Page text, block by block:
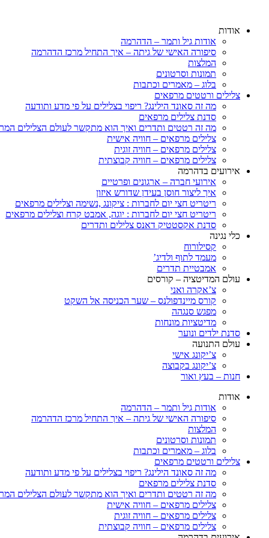
אודות
אודות גיל ותמר – הדהרמה
סיפורה האישי של גיתה – איך התחיל מרכז הדהרמה
המלצות
תמונות וסרטונים
בלוג – מאמרים וכתבות
צלילים ורטטים מרפאים
מה זה סאונד הילינג? ריפוי בצלילים על פי מדע ותודעה
סדנת צלילים מרפאים
מה זה רטטים ותדרים ואיך הוא מתקשר לעולם הצלילים
צלילים מרפאים – חוויה אישית
צלילים מרפאים – חוויה זוגית
צלילים מרפאים – חוויה קבוצתית
אירועים בדהרמה
אירועי חברה – ארגונים ופרטיים
איך ליצור חוסן בעידן שדורש איזון
ריטריט חצי יום לחברות : ציקונג ,נשימה וצלילים מרפאים
ריטריט חצי יום לחברות : יוגה, אמבט קרח וצלילים מרפאים
סדנת אקסטטיק דאנס צלילים ותדרים
כלי נגינה
קסילורוח
מעמד לתוף ולדיג’
אמבטיית תדרים
עולם המדיטציה – קורסים
צ’אקרה ואני
קורס מיינדפולנס – שער הכניסה אל השקט
מפגש סנגהה
מדיטציות מונחות
סדנת ילדים ונוער
עולם התנועה
צ’יקונג אישי
צ’יקונג בקבוצה
חנות – בעץ ואור
אודות
אודות גיל ותמר – הדהרמה
סיפורה האישי של גיתה – איך התחיל מרכז הדהרמה
המלצות
תמונות וסרטונים
בלוג – מאמרים וכתבות
צלילים ורטטים מרפאים
מה זה סאונד הילינג? ריפוי בצלילים על פי מדע ותודעה
סדנת צלילים מרפאים
מה זה רטטים ותדרים ואיך הוא מתקשר לעולם הצלילים
צלילים מרפאים – חוויה אישית
צלילים מרפאים – חוויה זוגית
צלילים מרפאים – חוויה קבוצתית